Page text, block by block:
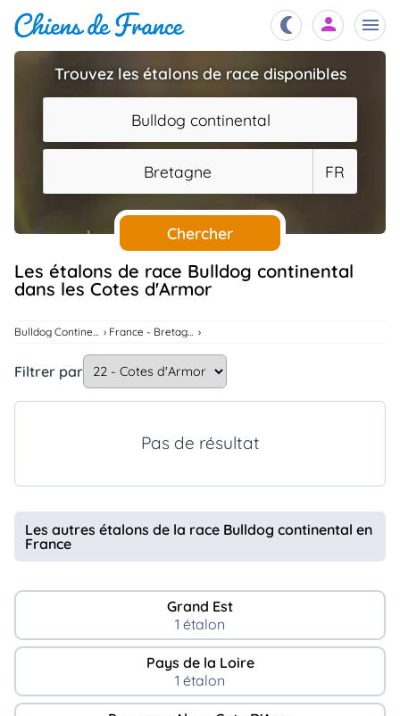
Chiots
Éleveurs
Étalons
Chiens
Services
Assurances
Trouvez les étalons de race disponibles
Bulldog continental
Bretagne FR
Chercher
Les étalons de race Bulldog continental
dans les Cotes d'Armor
Bulldog Continental France - Bretagne
Filtrer par
Pas de résultat
Les autres étalons de la race Bulldog continental en
France
Grand Est
1 étalon
Pays de la Loire
1 étalon